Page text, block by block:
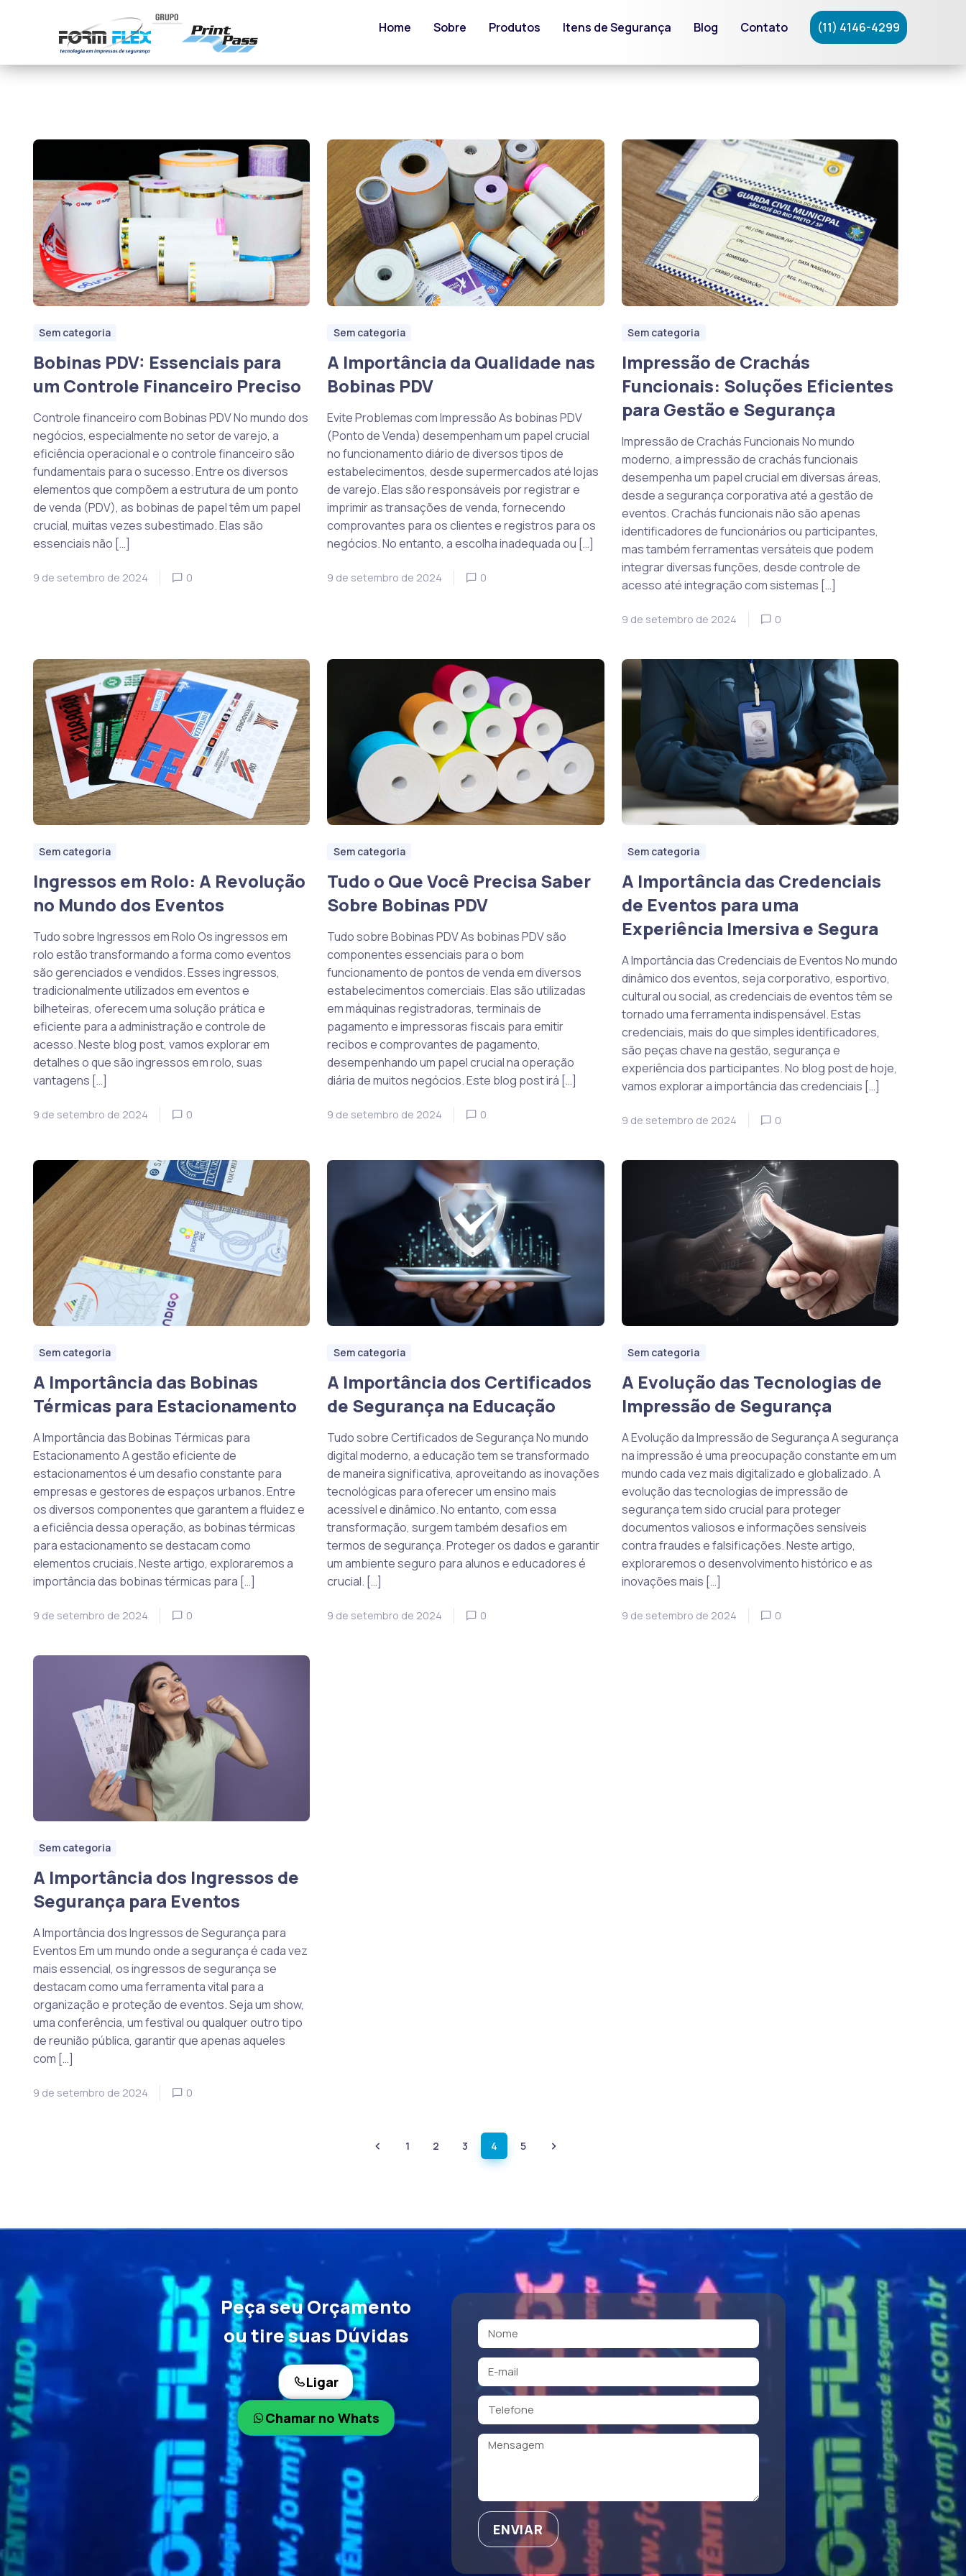
Home Sobre Produtos Itens de Segurança Blog Contato (11) 4146-4299
Sem categoria
Bobinas PDV: Essenciais para
um Controle Financeiro Preciso
Controle financeiro com Bobinas PDV No mundo dos
negócios, especialmente no setor de varejo, a
eficiência operacional e o controle financeiro são
fundamentais para o sucesso. Entre os diversos
elementos que compõem a estrutura de um ponto
de venda (PDV), as bobinas de papel têm um papel
crucial, muitas vezes subestimado. Elas são
essenciais não […]
9 de setembro de 2024 0
Sem categoria
A Importância da Qualidade nas
Bobinas PDV
Evite Problemas com Impressão As bobinas PDV
(Ponto de Venda) desempenham um papel crucial
no funcionamento diário de diversos tipos de
estabelecimentos, desde supermercados até lojas
de varejo. Elas são responsáveis por registrar e
imprimir as transações de venda, fornecendo
comprovantes para os clientes e registros para os
negócios. No entanto, a escolha inadequada ou […]
9 de setembro de 2024 0
Sem categoria
Impressão de Crachás
Funcionais: Soluções Eficientes
para Gestão e Segurança
Impressão de Crachás Funcionais No mundo
moderno, a impressão de crachás funcionais
desempenha um papel crucial em diversas áreas,
desde a segurança corporativa até a gestão de
eventos. Crachás funcionais não são apenas
identificadores de funcionários ou participantes,
mas também ferramentas versáteis que podem
integrar diversas funções, desde controle de
acesso até integração com sistemas […]
9 de setembro de 2024 0
Sem categoria
Ingressos em Rolo: A Revolução
no Mundo dos Eventos
Tudo sobre Ingressos em Rolo Os ingressos em
rolo estão transformando a forma como eventos
são gerenciados e vendidos. Esses ingressos,
tradicionalmente utilizados em eventos e
bilheteiras, oferecem uma solução prática e
eficiente para a administração e controle de
acesso. Neste blog post, vamos explorar em
detalhes o que são ingressos em rolo, suas
vantagens […]
9 de setembro de 2024 0
Sem categoria
Tudo o Que Você Precisa Saber
Sobre Bobinas PDV
Tudo sobre Bobinas PDV As bobinas PDV são
componentes essenciais para o bom
funcionamento de pontos de venda em diversos
estabelecimentos comerciais. Elas são utilizadas
em máquinas registradoras, terminais de
pagamento e impressoras fiscais para emitir
recibos e comprovantes de pagamento,
desempenhando um papel crucial na operação
diária de muitos negócios. Este blog post irá […]
9 de setembro de 2024 0
Sem categoria
A Importância das Credenciais
de Eventos para uma
Experiência Imersiva e Segura
A Importância das Credenciais de Eventos No mundo
dinâmico dos eventos, seja corporativo, esportivo,
cultural ou social, as credenciais de eventos têm se
tornado uma ferramenta indispensável. Estas
credenciais, mais do que simples identificadores,
são peças chave na gestão, segurança e
experiência dos participantes. No blog post de hoje,
vamos explorar a importância das credenciais […]
9 de setembro de 2024 0
Sem categoria
A Importância das Bobinas
Térmicas para Estacionamento
A Importância das Bobinas Térmicas para
Estacionamento A gestão eficiente de
estacionamentos é um desafio constante para
empresas e gestores de espaços urbanos. Entre
os diversos componentes que garantem a fluidez e
a eficiência dessa operação, as bobinas térmicas
para estacionamento se destacam como
elementos cruciais. Neste artigo, exploraremos a
importância das bobinas térmicas para […]
9 de setembro de 2024 0
Sem categoria
A Importância dos Certificados
de Segurança na Educação
Tudo sobre Certificados de Segurança No mundo
digital moderno, a educação tem se transformado
de maneira significativa, aproveitando as inovações
tecnológicas para oferecer um ensino mais
acessível e dinâmico. No entanto, com essa
transformação, surgem também desafios em
termos de segurança. Proteger os dados e garantir
um ambiente seguro para alunos e educadores é
crucial. […]
9 de setembro de 2024 0
Sem categoria
A Evolução das Tecnologias de
Impressão de Segurança
A Evolução da Impressão de Segurança A segurança
na impressão é uma preocupação constante em um
mundo cada vez mais digitalizado e globalizado. A
evolução das tecnologias de impressão de
segurança tem sido crucial para proteger
documentos valiosos e informações sensíveis
contra fraudes e falsificações. Neste artigo,
exploraremos o desenvolvimento histórico e as
inovações mais […]
9 de setembro de 2024 0
Sem categoria
A Importância dos Ingressos de
Segurança para Eventos
A Importância dos Ingressos de Segurança para
Eventos Em um mundo onde a segurança é cada vez
mais essencial, os ingressos de segurança se
destacam como uma ferramenta vital para a
organização e proteção de eventos. Seja um show,
uma conferência, um festival ou qualquer outro tipo
de reunião pública, garantir que apenas aqueles
com […]
9 de setembro de 2024 0
1 2 3 4 5
Peça seu Orçamento
ou tire suas Dúvidas
Ligar
Chamar no Whats
ENVIAR